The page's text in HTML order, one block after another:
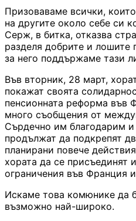
Призоваваме всички,
на другите около себе си
Серж, в битка, отказва
разделя добрите и лошите
за него поддържаме тази
Във вторник, 28 март,
покажат своята
пенсионната реформа във
много съобщения от
Сърдечно им благодарим и
продължат да подкрепят
планирани повече
хората да се присъединят
ограничения във Франция
Искаме това комюнике да
възможно най-широко.